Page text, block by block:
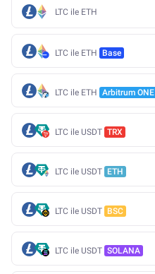
LTC ile ETH
LTC ile ETH Base
LTC ile ETH Arbitrum ONE
LTC ile USDT TRX
LTC ile USDT ETH
LTC ile USDT BSC
LTC ile USDT SOLANA